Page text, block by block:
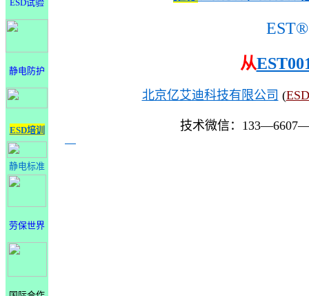
ESD试验
静电防护
ESD培训
静电标准
劳保世界
EST®
从
北京亿艾迪科技有限公司 (
技术微信：